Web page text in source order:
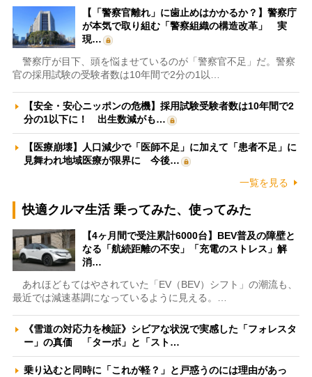
【「警察官離れ」に歯止めはかかるか？】警察庁
が本気で取り組む「警察組織の構造改革」 実
現…
警察庁が目下、頭を悩ませているのが「警察官不足」だ。警察
官の採用試験の受験者数は10年間で2分の1以…
【安全・安心ニッポンの危機】採用試験受験者数は10年間で2
分の1以下に！ 出生数減がも…
【医療崩壊】人口減少で「医師不足」に加えて「患者不足」に
見舞われ地域医療が限界に 今後…
一覧を見る
快適クルマ生活 乗ってみた、使ってみた
【4ヶ月間で受注累計6000台】BEV普及の障壁と
なる「航続距離の不安」「充電のストレス」解
消…
あれほどもてはやされていた「EV（BEV）シフト」の潮流も、
最近では減速基調になっているように見える。…
《雪道の対応力を検証》シビアな状況で実感した「フォレスタ
ー」の真価 「ターボ」と「スト…
乗り込むと同時に「これが軽？」と戸惑うのには理由があっ